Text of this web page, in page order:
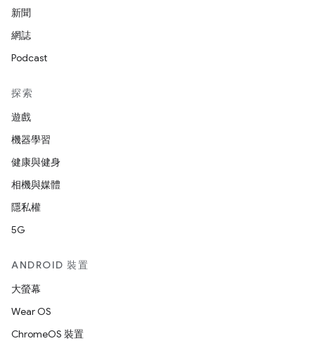
新聞
網誌
Podcast
探索
遊戲
機器學習
健康與健身
相機與媒體
隱私權
5G
ANDROID 裝置
大螢幕
Wear OS
ChromeOS 裝置